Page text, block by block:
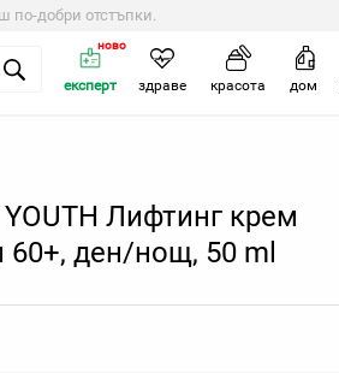
добри отстъпки.
експерт
ново
здраве красота дом
YOUTH Лифтинг крем
60+, ден/нощ, 50 ml